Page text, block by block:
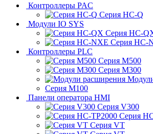
Контроллеры PAC
Серия HC-Q
Модули IO SYS
Серия HC-
Серия HC-
Контроллеры PLC
Серия M500
Серия M300
Серия M100
Панели оператора HMI
Серия V300
Серия
Серия VT